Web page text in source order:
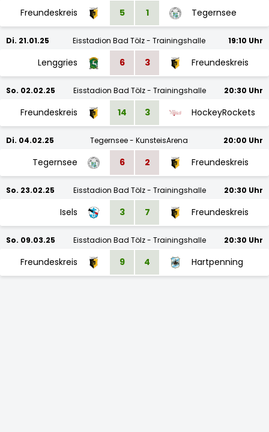
Freundeskreis 5 1 Tegernsee
Di. 21.01.25 Eisstadion Bad Tölz - Trainingshalle 19:10 Uhr
Lenggries 6 3 Freundeskreis
So. 02.02.25 Eisstadion Bad Tölz - Trainingshalle 20:30 Uhr
Freundeskreis 14 3 HockeyRockets
Di. 04.02.25 Tegernsee - KunsteisArena 20:00 Uhr
Tegernsee 6 2 Freundeskreis
So. 23.02.25 Eisstadion Bad Tölz - Trainingshalle 20:30 Uhr
Isels 3 7 Freundeskreis
So. 09.03.25 Eisstadion Bad Tölz - Trainingshalle 20:30 Uhr
Freundeskreis 9 4 Hartpenning